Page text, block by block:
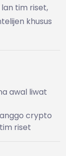
tim riset,
khusus
awal liwat
crypto
riset